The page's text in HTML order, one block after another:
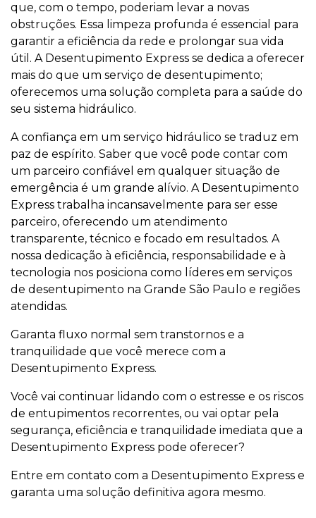
que, com o tempo, poderiam levar a novas
obstruções. Essa limpeza profunda é essencial para
garantir a eficiência da rede e prolongar sua vida
útil. A Desentupimento Express se dedica a oferecer
mais do que um serviço de desentupimento;
oferecemos uma solução completa para a saúde do
seu sistema hidráulico.
A confiança em um serviço hidráulico se traduz em
paz de espírito. Saber que você pode contar com
um parceiro confiável em qualquer situação de
emergência é um grande alívio. A Desentupimento
Express trabalha incansavelmente para ser esse
parceiro, oferecendo um atendimento
transparente, técnico e focado em resultados. A
nossa dedicação à eficiência, responsabilidade e à
tecnologia nos posiciona como líderes em serviços
de desentupimento na Grande São Paulo e regiões
atendidas.
Garanta fluxo normal sem transtornos e a
tranquilidade que você merece com a
Desentupimento Express.
Você vai continuar lidando com o estresse e os riscos
de entupimentos recorrentes, ou vai optar pela
segurança, eficiência e tranquilidade imediata que a
Desentupimento Express pode oferecer?
Entre em contato com a Desentupimento Express e
garanta uma solução definitiva agora mesmo.